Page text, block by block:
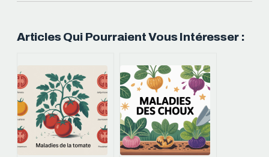
Articles Qui Pourraient Vous Intéresser :